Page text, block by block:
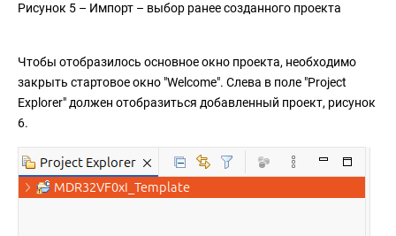
Рисунок 5 – Импорт – выбор ранее созданного проекта
Чтобы отобразилось основное окно проекта, необходимо
закрыть стартовое окно "Welcome". Слева в поле "Project
Explorer" должен отобразиться добавленный проект, рисунок
6.